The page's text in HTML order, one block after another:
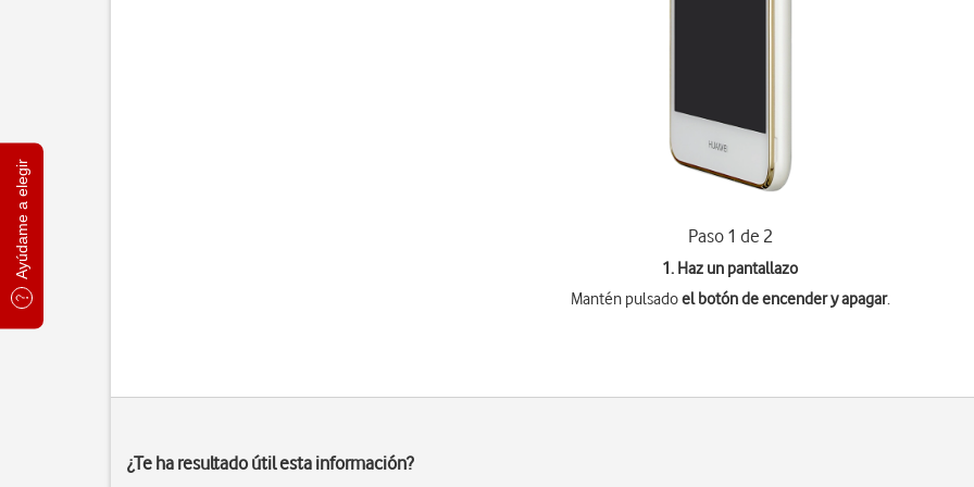
Ayúdame a elegir Paso 1 de 2
1. Haz un pantallazo
Mantén pulsadoel botón de encender y apagar.
¿Te ha resultado útil esta información?